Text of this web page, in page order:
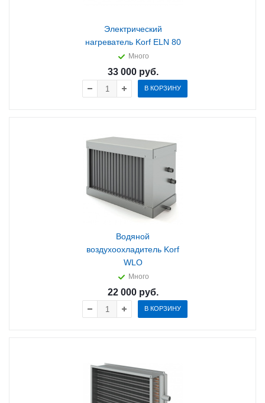
Электрический
нагреватель Korf ELN 80
Много
33 000руб.
В КОРЗИНУ
Водяной
воздухоохладитель Korf
WLO
Много
22 000руб.
В КОРЗИНУ